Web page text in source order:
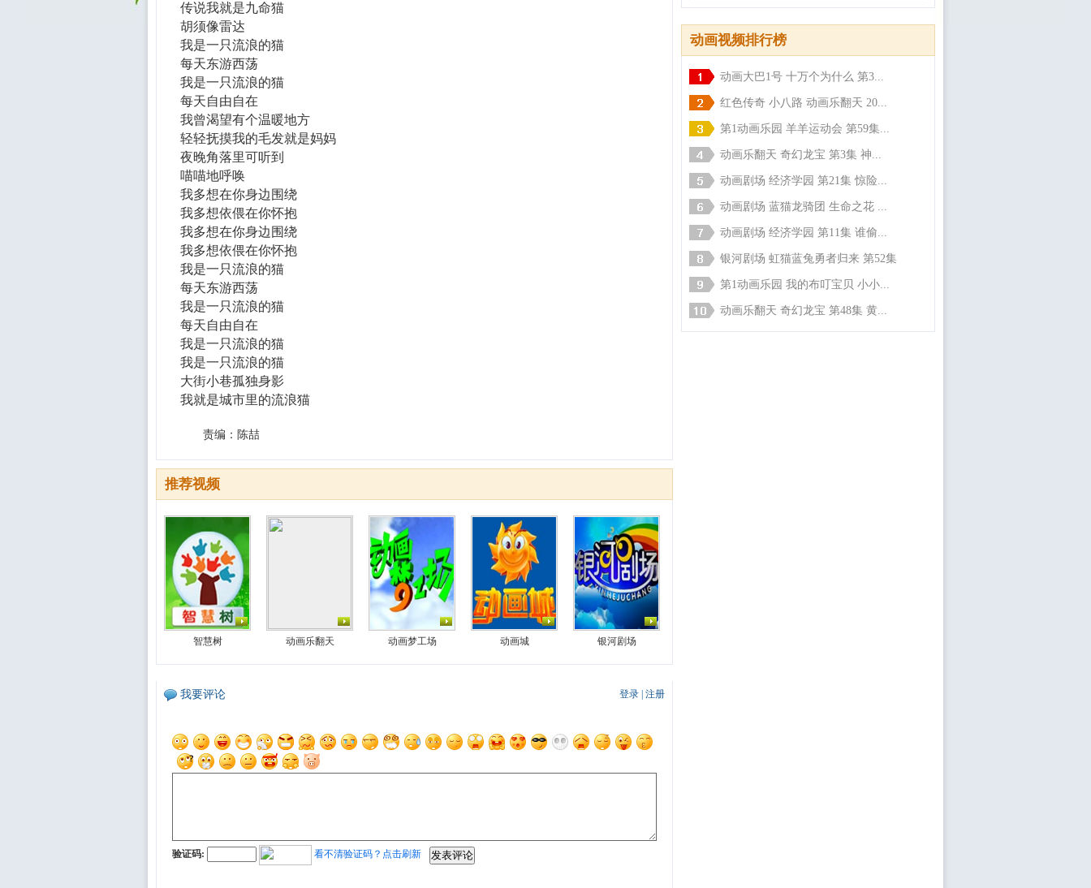
动画视频排行榜
动画大巴1号 十万个为什么 第3...
红色传奇 小八路 动画乐翻天 20...
第1动画乐园 羊羊运动会 第59集...
动画乐翻天 奇幻龙宝 第3集 神...
动画剧场 经济学园 第21集 惊险...
动画剧场 蓝猫龙骑团 生命之花 ...
动画剧场 经济学园 第11集 谁偷...
银河剧场 虹猫蓝兔勇者归来 第52集
第1动画乐园 我的布叮宝贝 小小...
动画乐翻天 奇幻龙宝 第48集 黄...
传说我就是九命猫
胡须像雷达
我是一只流浪的猫
每天东游西荡
我是一只流浪的猫
每天自由自在
我曾渴望有个温暖地方
轻轻抚摸我的毛发就是妈妈
夜晚角落里可听到
喵喵地呼唤
我多想在你身边围绕
我多想依偎在你怀抱
我多想在你身边围绕
我多想依偎在你怀抱
我是一只流浪的猫
每天东游西荡
我是一只流浪的猫
每天自由自在
我是一只流浪的猫
我是一只流浪的猫
大街小巷孤独身影
我就是城市里的流浪猫
责编：陈喆
推荐视频
智慧树 动画乐翻天 动画梦工场 动画城 银河剧场
登录 注册
我要评论
验证码: 看不清验证码？点击刷新